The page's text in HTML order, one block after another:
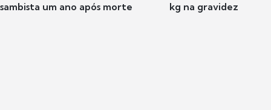
sambista um ano após morte
kg na gravidez